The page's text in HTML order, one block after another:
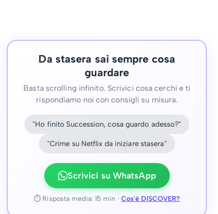
Da stasera sai sempre cosa
guardare
Basta scrolling infinito. Scrivici cosa cerchi e ti
rispondiamo noi con consigli su misura.
"Ho finito Succession, cosa guardo adesso?"
"Crime su Netflix da iniziare stasera"
Scrivici su WhatsApp
⏱ Risposta media: 15 min · Cos'è DISCOVER?